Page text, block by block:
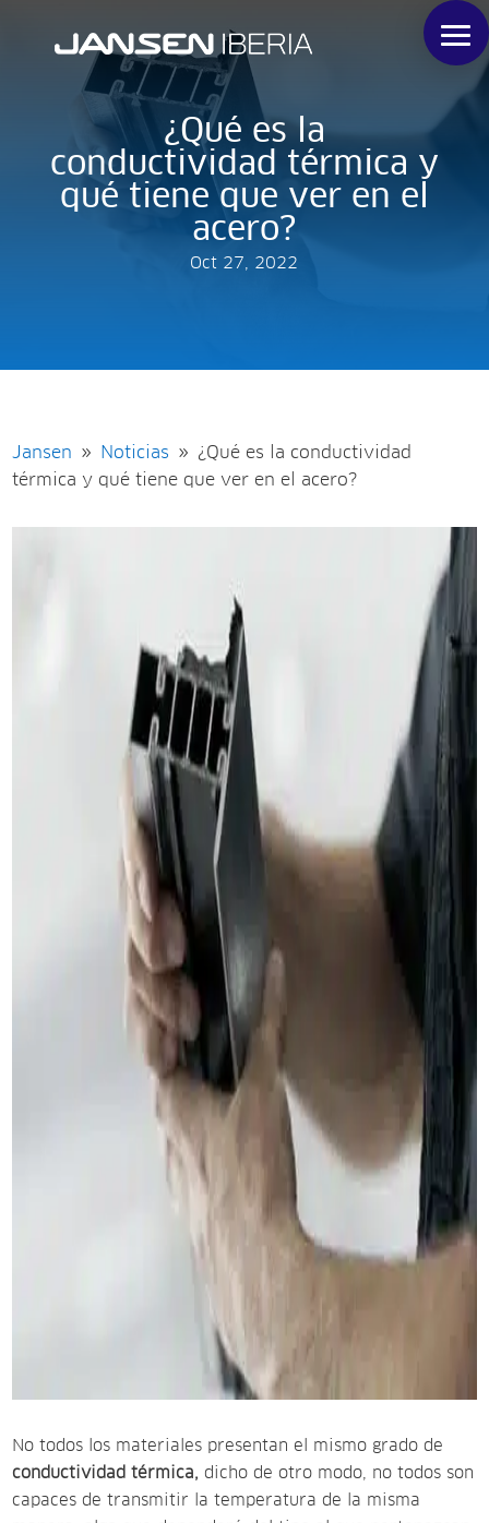
¿Qué es la
conductividad térmica y
qué tiene que ver en el
acero?
Oct 27, 2022
Jansen 9 Noticias 9
¿Qué es la conductividad
térmica y qué tiene que ver en el acero?
No todos los materiales presentan el mismo grado de
conductividad térmica,dicho de otro modo, no todos son
capaces de transmitir la temperatura de la misma